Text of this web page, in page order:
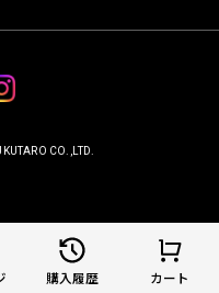
購入履歴 カート
CO.,LTD.